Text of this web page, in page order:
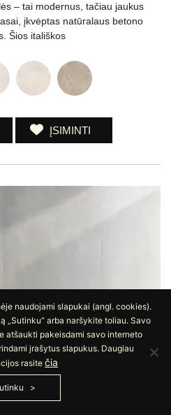
– tai modernus, tačiau jaukus
įkvėptas natūralaus betono
Šios itališkos
ĮSIMINTI
naudojami slapukai (angl. cookies).
„Sutinku“ arba naršykite toliau. Savo
atšaukti pakeisdami savo interneto
įrašytus slapukus. Daugiau
rasite čia